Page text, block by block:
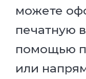
можете
печатную
помощью
или